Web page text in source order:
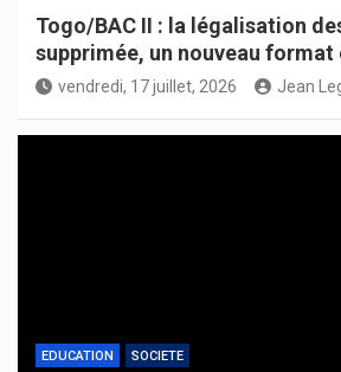
Togo/BAC II : la légalisation
supprimée, un nouveau format
vendredi, 17 juillet, 2026 Jean
EDUCATION SOCIETE